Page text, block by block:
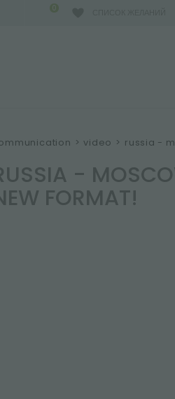
0
ВАС:
> video > russia -
-
FORMAT!